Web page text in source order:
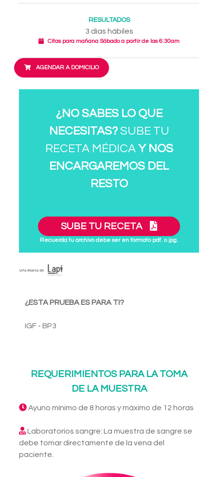
RESULTADOS
3 días hábiles
Citas para mañana Sábado a partir de las 6:30am
AGENDAR A DOMICILIO
¿NO SABES LO QUE
NECESITAS?SUBE TU
RECETA MÉDICA Y NOS
ENCARGAREMOS DEL
RESTO
SUBE TU RECETA
Recuerda tu archivo debe ser en formato pdf. o jpg.
¿ESTA PRUEBA ES PARA TI?
IGF - BP3
REQUERIMIENTOS PARA LA TOMA
DE LA MUESTRA
Ayuno mínimo de 8 horas y máximo de 12 horas
Laboratorios sangre: La muestra de sangre se
debe tomar directamente de la vena del
paciente.